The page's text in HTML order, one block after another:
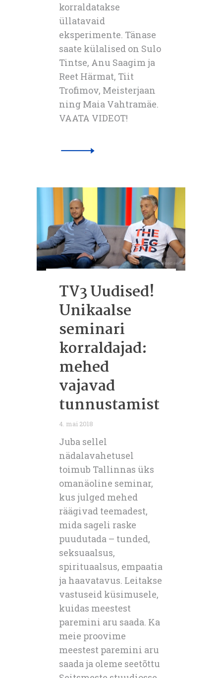
korraldatakse
üllatavaid
eksperimente. Tänase
saate külalised on Sulo
Tintse, Anu Saagim ja
Reet Härmat, Tiit
Trofimov, Meisterjaan
ning Maia Vahtramäe.
VAATA VIDEOT!
TV3 Uudised!
Unikaalse
seminari
korraldajad:
mehed
vajavad
tunnustamist
4. mai 2018
Juba sellel
nädalavahetusel
toimub Tallinnas üks
omanäoline seminar,
kus julged mehed
räägivad teemadest,
mida sageli raske
puudutada – tunded,
seksuaalsus,
spirituaalsus, empaatia
ja haavatavus. Leitakse
vastuseid küsimusele,
kuidas meestest
paremini aru saada. Ka
meie proovime
meestest paremini aru
saada ja oleme seetõttu